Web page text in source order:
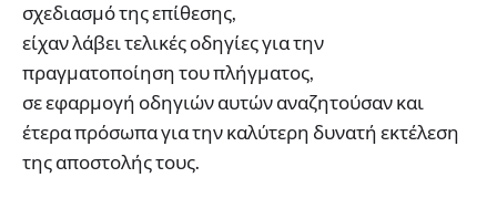
σχεδιασμό της επίθεσης,
είχαν λάβει τελικές οδηγίες για την
πραγματοποίηση του πλήγματος,
σε εφαρμογή οδηγιών αυτών αναζητούσαν και
έτερα πρόσωπα για την καλύτερη δυνατή εκτέλεση
της αποστολής τους.